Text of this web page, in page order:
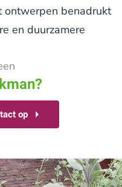
benadrukt
en duurzamere
op